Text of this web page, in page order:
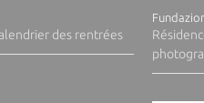
des rentrées